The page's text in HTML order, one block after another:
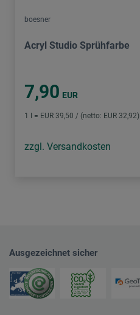
boesner
Acryl Studio Sprühfarbe
7,90 EUR
1 l = EUR 39,50 / (netto: EUR 32,92)
zzgl. Versandkosten
Ausgezeichnet sicher